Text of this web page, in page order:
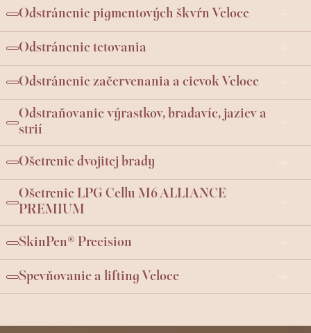
Odstránenie pigmentových škvŕn Veloce
Odstránenie tetovania
Odstránenie začervenania a cievok Veloce
Odstraňovanie výrastkov, bradavíc, jaziev a
strií
Ošetrenie dvojitej brady
Ošetrenie LPG Cellu M6 ALLIANCE
PREMIUM
SkinPen® Precision
Spevňovanie a lifting Veloce